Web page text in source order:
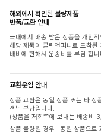
해외에서 확인된 불량제품
반품/교환 안내
국내에서 배송 받은 상품을 개인
해당 제품이 클릭앤퍼니로 도착
배비에 한해서 운송비를 부담 합니
교환운임 안내
상품 교환은 동일 상품 또는 타
객님 부담입니다.
(상품을 저희쪽에 보내는 배송
상품 불량일 경우 : 동일 상품으로